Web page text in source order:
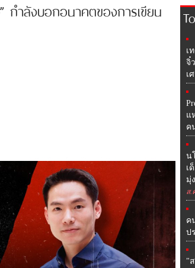
ำลังบอกอนาคตของการเขียน
เ
จิ๋
เ
แ
ค
น
เ
มุ่
ส.
ค
ป
"